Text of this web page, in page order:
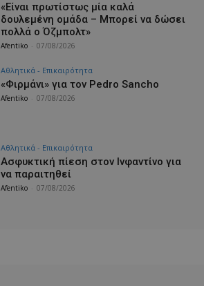
«Είναι πρωτίστως μία καλά
δουλεμένη ομάδα – Μπορεί να δώσει
πολλά ο Όζμπολτ»
Afentiko 07/08/2026
Αθλητικά - Επικαιρότητα
«Φιρμάνι» για τον Pedro Sancho
Afentiko 07/08/2026
Αθλητικά - Επικαιρότητα
Ασφυκτική πίεση στον Ινφαντίνο για
να παραιτηθεί
Afentiko 07/08/2026